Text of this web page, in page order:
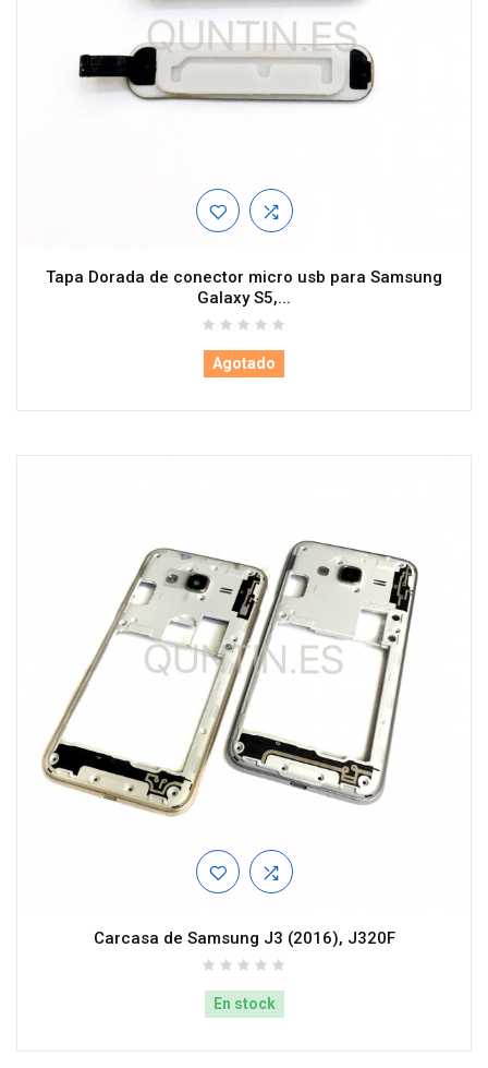
Tapa Dorada de conector micro usb para Samsung
Galaxy S5,...
Agotado
Carcasa de Samsung J3 (2016), J320F
En stock